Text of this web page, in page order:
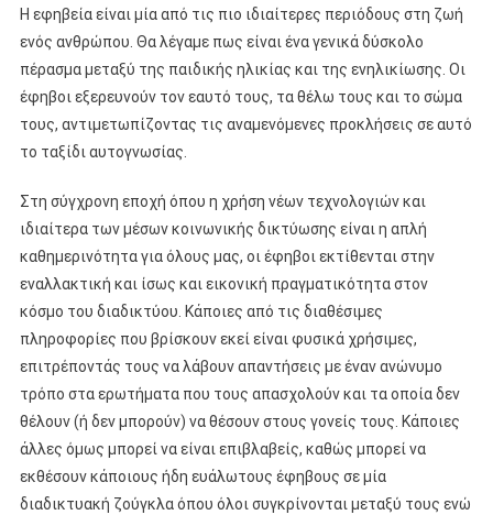
Η εφηβεία είναι μία από τις πιο ιδιαίτερες περιόδους στη ζωή
ενός ανθρώπου. Θα λέγαμε πως είναι ένα γενικά δύσκολο
πέρασμα μεταξύ της παιδικής ηλικίας και της ενηλικίωσης. Οι
έφηβοι εξερευνούν τον εαυτό τους, τα θέλω τους και το σώμα
τους, αντιμετωπίζοντας τις αναμενόμενες προκλήσεις σε αυτό
το ταξίδι αυτογνωσίας.
Στη σύγχρονη εποχή όπου η χρήση νέων τεχνολογιών και
ιδιαίτερα των μέσων κοινωνικής δικτύωσης είναι η απλή
καθημερινότητα για όλους μας, οι έφηβοι εκτίθενται στην
εναλλακτική και ίσως και εικονική πραγματικότητα στον
κόσμο του διαδικτύου. Κάποιες από τις διαθέσιμες
πληροφορίες που βρίσκουν εκεί είναι φυσικά χρήσιμες,
επιτρέποντάς τους να λάβουν απαντήσεις με έναν ανώνυμο
τρόπο στα ερωτήματα που τους απασχολούν και τα οποία δεν
θέλουν (ή δεν μπορούν) να θέσουν στους γονείς τους. Κάποιες
άλλες όμως μπορεί να είναι επιβλαβείς, καθώς μπορεί να
εκθέσουν κάποιους ήδη ευάλωτους έφηβους σε μία
διαδικτυακή ζούγκλα όπου όλοι συγκρίνονται μεταξύ τους ενώ